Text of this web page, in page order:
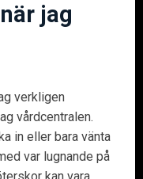
jag
verkligen
vårdcentralen.
in eller bara vänta
var lugnande på